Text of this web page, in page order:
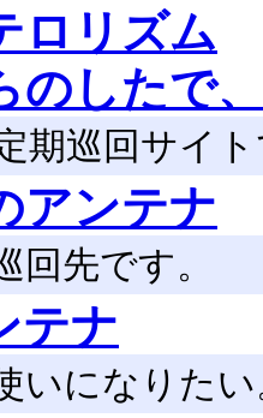
ロリズム
のしたで
期巡回サイ
アンテナ
回先です。
テナ
いになりた